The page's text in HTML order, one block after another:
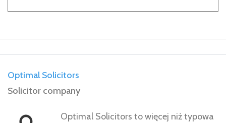
Optimal Solicitors
Solicitor company
Optimal Solicitors to więcej niż typowa